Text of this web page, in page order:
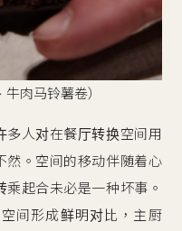
肉马铃薯卷）
人对在餐厅转换空间用
然。空间的移动伴随着心
起合未必是一种坏事。
间形成鲜明对比，主厨